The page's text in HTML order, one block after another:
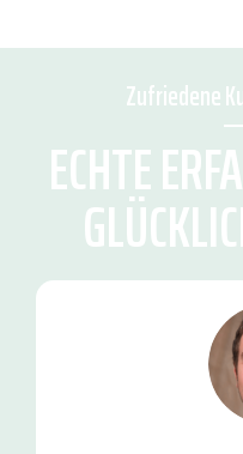
Zufriedene
ECHTE